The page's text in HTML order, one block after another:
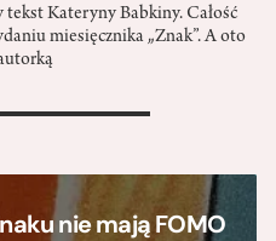
Kateryny Babkiny. Całość
miesięcznika „Znak”. A oto
nie mają FOMO